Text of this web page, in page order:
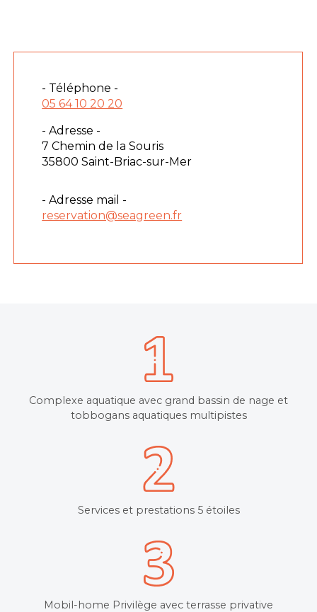
Complexe aquatique avec grand bassin de nage et
tobbogans aquatiques multipistes
Services et prestations 5 étoiles
Mobil-home Privilège avec terrasse privative
- Téléphone -
05 64 10 20 20
- Adresse -
7 Chemin de la Souris
35800 Saint-Briac-sur-Mer
- Adresse mail -
reservation@seagreen.fr